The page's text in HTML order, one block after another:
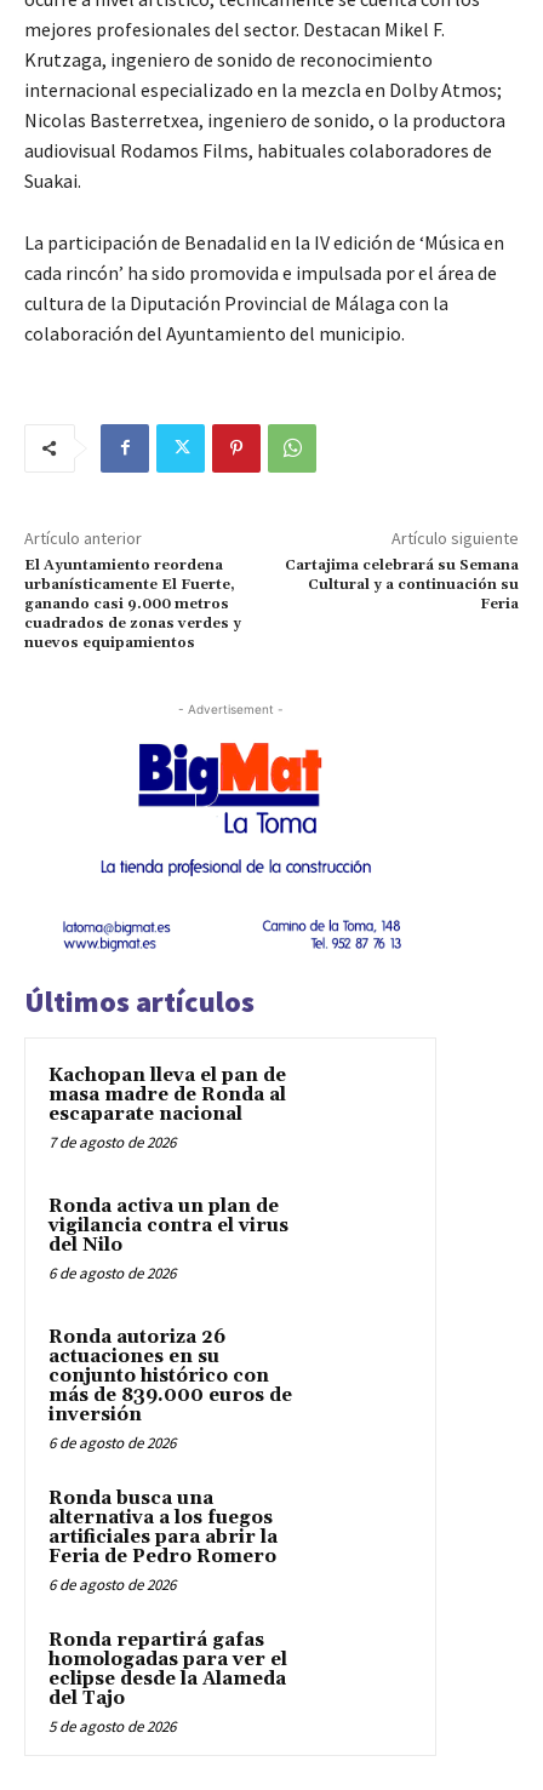
mejores profesionales del sector. Destacan Mikel F.
Krutzaga, ingeniero de sonido de reconocimiento
internacional especializado en la mezcla en Dolby Atmos;
Nicolas Basterretxea, ingeniero de sonido, o la productora
audiovisual Rodamos Films, habituales colaboradores de
Suakai.
La participación de Benadalid en la IV edición de ‘Música en
cada rincón’ ha sido promovida e impulsada por el área de
cultura de la Diputación Provincial de Málaga con la
colaboración del Ayuntamiento del municipio.
Artículo anterior
El Ayuntamiento reordena
urbanísticamente El Fuerte,
ganando casi 9.000 metros
cuadrados de zonas verdes y
nuevos equipamientos
Artículo siguiente
Cartajima celebrará su Semana
Cultural y a continuación su
Feria
- Advertisement -
Últimos artículos
Kachopan lleva el pan de
masa madre de Ronda al
escaparate nacional
7 de agosto de 2026
Ronda activa un plan de
vigilancia contra el virus
del Nilo
6 de agosto de 2026
Ronda autoriza 26
actuaciones en su
conjunto histórico con
más de 839.000 euros de
inversión
6 de agosto de 2026
Ronda busca una
alternativa a los fuegos
artificiales para abrir la
Feria de Pedro Romero
6 de agosto de 2026
Ronda repartirá gafas
homologadas para ver el
eclipse desde la Alameda
del Tajo
5 de agosto de 2026